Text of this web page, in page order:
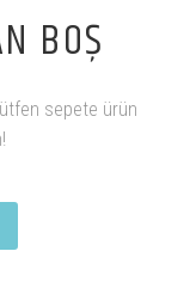
BOŞ
sepete ürün